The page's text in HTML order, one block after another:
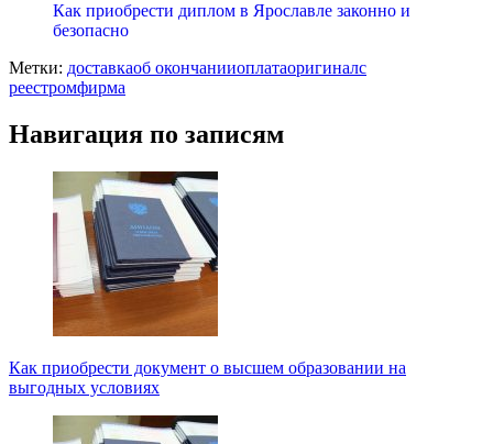
Как приобрести диплом в Ярославле законно и
безопасно
Метки: доставкаоб окончанииоплатаоригиналс
реестромфирма
Навигация по записям
Как приобрести документ о высшем образовании на
выгодных условиях